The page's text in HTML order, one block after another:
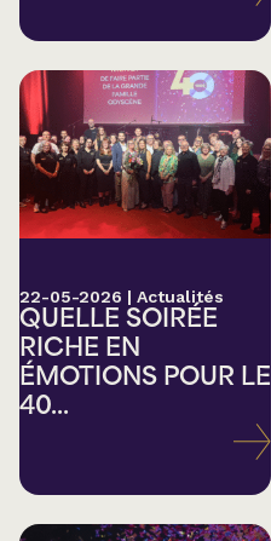
22-05-2026 | Actualités
QUELLE SOIRÉE
RICHE EN
ÉMOTIONS POUR LE
40...